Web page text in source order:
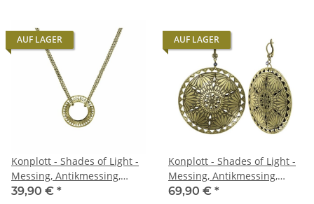
AUF LAGER
Konplott - Shades of Light -
Messing, Antikmessing,
Halskette mit Anhänger
39,90 € *
AUF LAGER
Konplott - Shades of Light -
Messing, Antikmessing,
Ohrringe mit Hängeelement
69,90 € *